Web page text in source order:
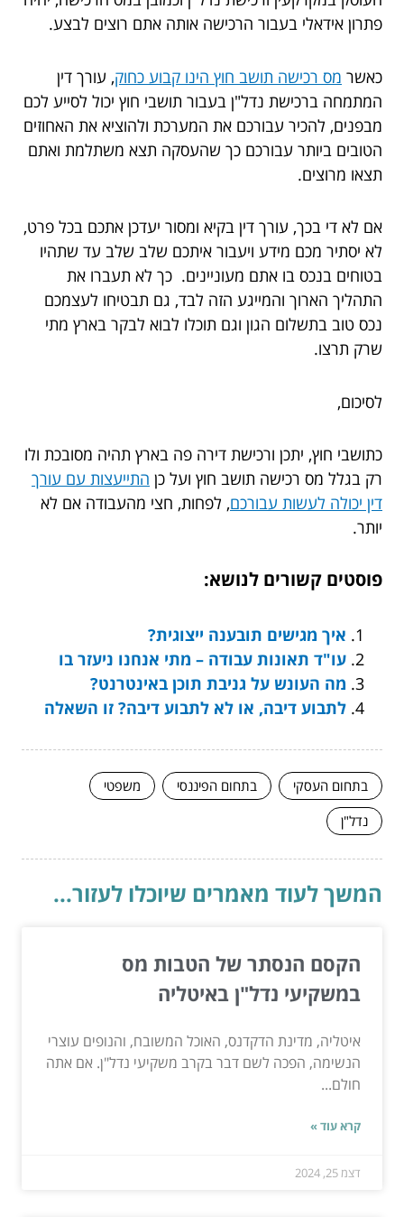
פתרון אידאלי בעבור הרכישה אותה אתם רוצים לבצע.
כאשר מס רכישה תושב חוץ הינו קבוע כחוק, עורך דין
המתמחה ברכישת נדל"ן בעבור תושבי חוץ יכול לסייע לכם
מבפנים, להכיר עבורכם את המערכת ולהוציא את האחוזים
הטובים ביותר עבורכם כך שהעסקה תצא משתלמת ואתם
תצאו מרוצים.
אם לא די בכך, עורך דין בקיא ומסור יעדכן אתכם בכל פרט,
לא יסתיר מכם מידע ויעבור איתכם שלב שלב עד שתהיו
בטוחים בנכס בו אתם מעוניינים. כך לא תעברו את
התהליך הארוך והמייגע הזה לבד, גם תבטיחו לעצמכם
נכס טוב בתשלום הגון וגם תוכלו לבוא לבקר בארץ מתי
שרק תרצו.
לסיכום,
כתושבי חוץ, יתכן ורכישת דירה פה בארץ תהיה מסובכת ולו
רק בגלל מס רכישה תושב חוץ ועל כן התייעצות עם עורך
דין יכולה לעשות עבורכם, לפחות, חצי מהעבודה אם לא
יותר.
פוסטים קשורים לנושא:
איך מגישים תובענה ייצוגית?
עו"ד תאונות עבודה – מתי אנחנו ניעזר בו
מה העונש על גניבת תוכן באינטרנט?
לתבוע דיבה, או לא לתבוע דיבה? זו השאלה
בתחום העסקי בתחום הפיננסי
משפטי
נדל"ן
המשך לעוד מאמרים שיוכלו לעזור...
הקסם הנסתר של הטבות מס
במשקיעי נדל"ן באיטליה
איטליה, מדינת הדקדנס, האוכל המשובח, והנופים עוצרי
הנשימה, הפכה לשם דבר בקרב משקיעי נדל"ן. אם אתה
חולם...
קרא עוד »
דצמ 25, 2024